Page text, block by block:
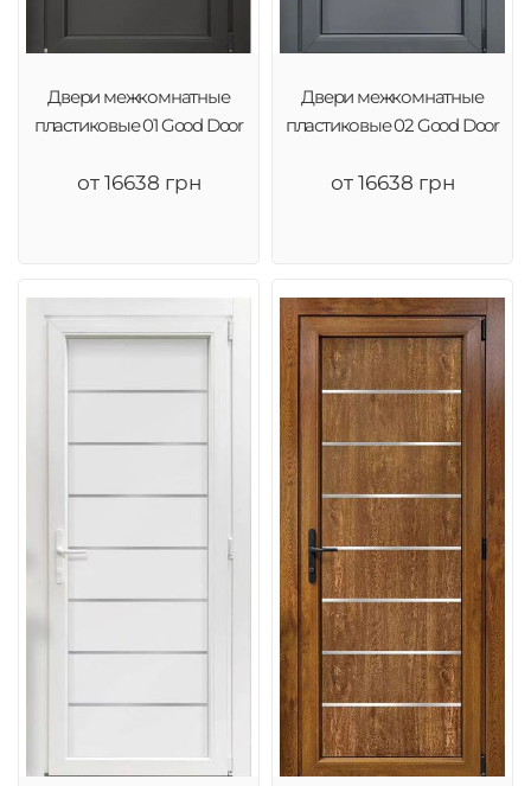
Двери межкомнатные
пластиковые 01 Good Door
от 16638 грн
Двери межкомнатные
пластиковые 02 Good Door
от 16638 грн